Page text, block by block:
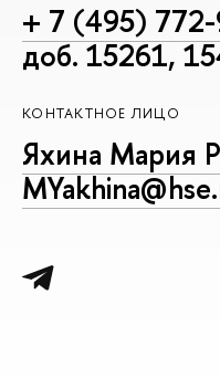
+ 7 (495)
доб. 15261,
КОНТАКТНОЕ ЛИЦО
Яхина Мария